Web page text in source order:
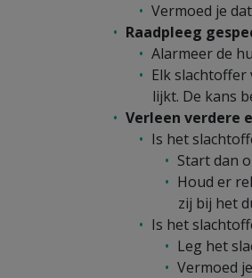
Vermoed je
Raadpleeg
Alarmeer de
Elk slachtoffer
lijkt. De kans
Verleen verdere
Is het
Start dan
Houd er
zij bij het
Is het
Leg het
Vermoed